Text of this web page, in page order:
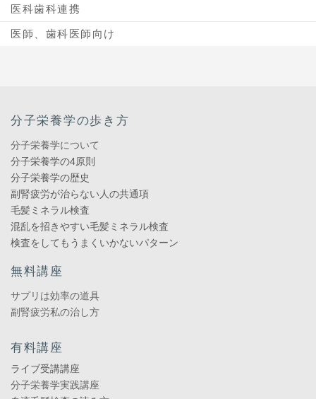
医科歯科連携
医師、歯科医師向け
分子栄養学の歩き方
分子栄養学について
分子栄養学の4原則
分子栄養学の歴史
副腎疲労が治らない人の共通項
毛髪ミネラル検査
混乱を招きやすい毛髪ミネラル検査
検査をしてもうまくいかないパターン
無料講座
サプリは効率の道具
副腎疲労私の治し方
有料講座
ライブ受講講座
分子栄養学実践講座